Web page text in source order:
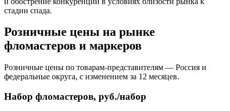
стадии спада.
Розничные цены на рынке
фломастеров и маркеров
Розничные цены по товарам-представителям — Россия и
федеральные округа, с изменением за 12 месяцев.
Набор фломастеров, руб./набор